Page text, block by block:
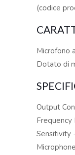
(codice
Microfono
Dotato di
Output
Frequency
Sensitivity